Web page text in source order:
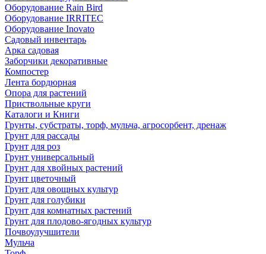
Оборудование Rain Bird
Оборудование IRRITEC
Оборудование Inovato
Садовый инвентарь
Арка садовая
Заборчики декоративные
Компостер
Лента бордюрная
Опора для растений
Приствольные круги
Каталоги и Книги
Грунты, субстраты, торф, мульча, агросорбент, дренаж
Грунт для рассады
Грунт для роз
Грунт универсальный
Грунт для хвойных растений
Грунт цветочный
Грунт для овощных культур
Грунт для голубики
Грунт для комнатных растений
Грунт для плодово-ягодных культур
Почвоулучшители
Мульча